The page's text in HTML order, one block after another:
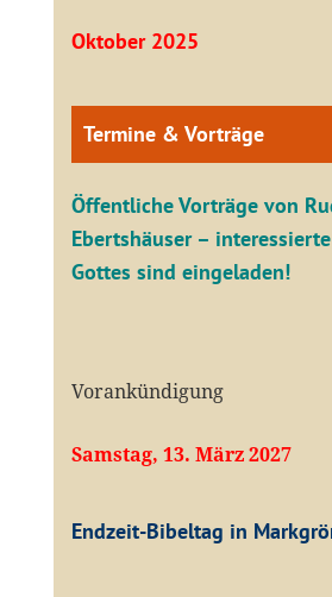
Oktober 2025
Termine & Vorträge
Öffentliche Vorträge von
Ebertshäuser –
Gottes sind eingeladen!
Vorankündigung
Samstag, 13. März 2027
Endzeit-Bibeltag in